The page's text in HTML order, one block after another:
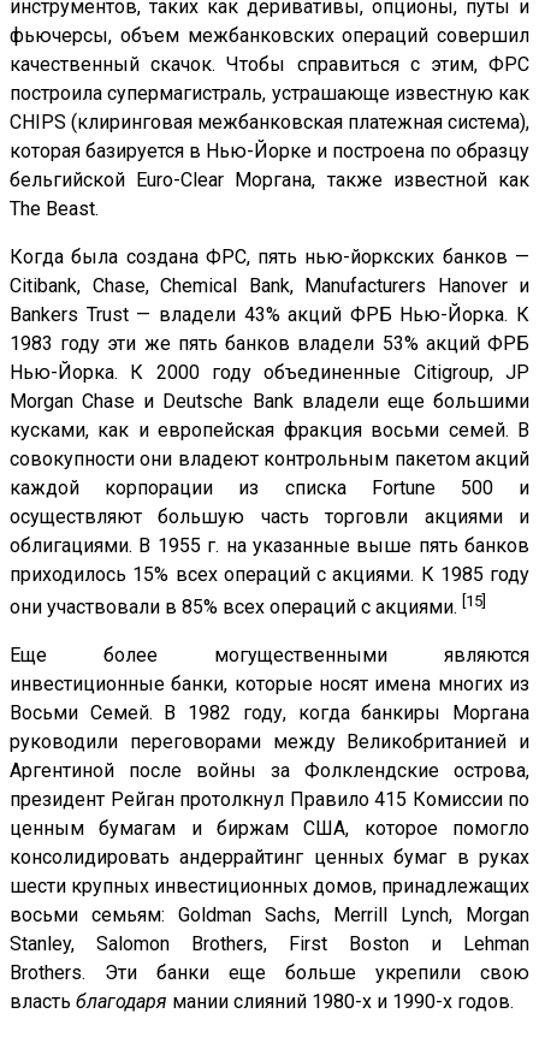
инструментов, таких как деривативы, опционы, путы и
фьючерсы, объем межбанковских операций совершил
качественный скачок. Чтобы справиться с этим, ФРС
построила супермагистраль, устрашающе известную как
CHIPS (клиринговая межбанковская платежная система),
которая базируется в Нью-Йорке и построена по образцу
бельгийской Euro-Clear Моргана, также известной как
The Beast.
Когда была создана ФРС, пять нью-йоркских банков —
Citibank, Chase, Chemical Bank, Manufacturers Hanover и
Bankers Trust — владели 43% акций ФРБ Нью-Йорка. К
1983 году эти же пять банков владели 53% акций ФРБ
Нью-Йорка. К 2000 году объединенные Citigroup, JP
Morgan Chase и Deutsche Bank владели еще большими
кусками, как и европейская фракция восьми семей. В
совокупности они владеют контрольным пакетом акций
каждой корпорации из списка Fortune 500 и
осуществляют большую часть торговли акциями и
облигациями. В 1955 г. на указанные выше пять банков
приходилось 15% всех операций с акциями. К 1985 году
они участвовали в 85% всех операций с акциями. [15]
Еще более могущественными являются
инвестиционные банки, которые носят имена многих из
Восьми Семей. В 1982 году, когда банкиры Моргана
руководили переговорами между Великобританией и
Аргентиной после войны за Фолклендские острова,
президент Рейган протолкнул Правило 415 Комиссии по
ценным бумагам и биржам США, которое помогло
консолидировать андеррайтинг ценных бумаг в руках
шести крупных инвестиционных домов, принадлежащих
восьми семьям: Goldman Sachs, Merrill Lynch, Morgan
Stanley, Salomon Brothers, First Boston и Lehman
Brothers. Эти банки еще больше укрепили свою
власть благодаря мании слияний 1980-х и 1990-х годов.